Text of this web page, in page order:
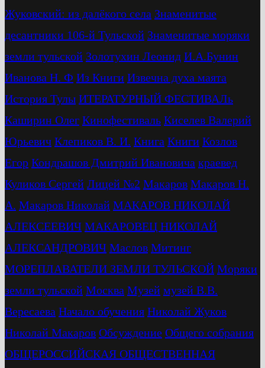
Жуковский: из далёкого села Знаменитые
десантники 106-й Тульской Знаменитые моряки
земли тульской Золотухин Леонид И.А.Бунин
Иванова Н. Ф Из Книги Извечна духа маята
История Тулы ИТЕРАТУРНЫЙ ФЕСТИВАЛь
Каширин Олег Кинофестиваль Киселев Валерий
Юрьевич Клепиков В. И. Книга Книги Козлов
Егор Кондрашов Дмитрий Ивановича краевед
Куликов Сергей Лицей №2 Макаров Макаров Н.
А. Макаров Николай МАКАРОВ НИКОЛАЙ
АЛЕКСЕЕВИЧ МАКАРОВЕЦ НИКОЛАЙ
АЛЕКСАНДРОВИЧ Маслов Митинг
МОРЕПЛАВАТЕЛИ ЗЕМЛИ ТУЛЬСКОЙ Моряки
земли тульской Москва Музей музей В.В.
Вересаева Начало обучения Николай Жуков
Николай Макаров Обсуждение Общего собрания
ОБЩЕРОССИЙСКАЯ ОБЩЕСТВЕННАЯ